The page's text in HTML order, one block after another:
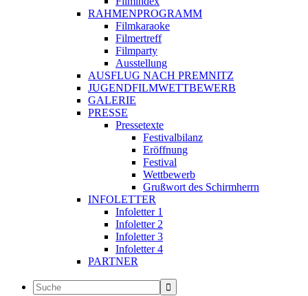
RAHMENPROGRAMM
Filmkaraoke
Filmertreff
Filmparty
Ausstellung
AUSFLUG NACH PREMNITZ
JUGENDFILMWETTBEWERB
GALERIE
PRESSE
Pressetexte
Festivalbilanz
Eröffnung
Festival
Wettbewerb
Grußwort des Schirmherrn
INFOLETTER
Infoletter 1
Infoletter 2
Infoletter 3
Infoletter 4
PARTNER